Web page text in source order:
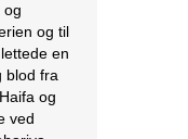
og
og til
en
blod fra
og
ved